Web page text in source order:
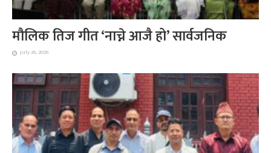
मौलिक तिज गीत ‘नाच्ने आजै हो’ सार्वजनिक
July 26, 2026